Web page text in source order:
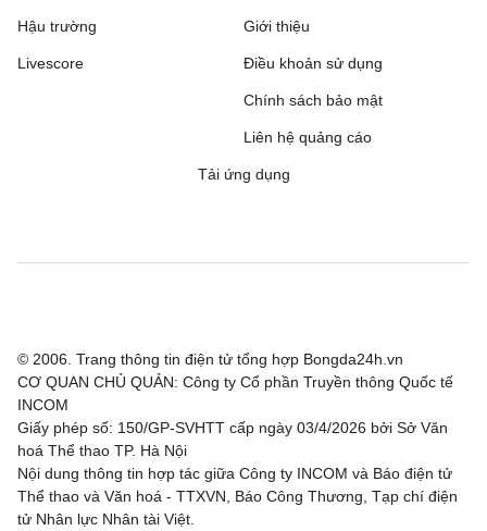
Hậu trường
Livescore
Giới thiệu
Điều khoản sử dụng
Chính sách bảo mật
Liên hệ quảng cáo
Tải ứng dụng
© 2006. Trang thông tin điện tử tổng hợp Bongda24h.vn
CƠ QUAN CHỦ QUẢN: Công ty Cổ phần Truyền thông Quốc tế
INCOM
Giấy phép số: 150/GP-SVHTT cấp ngày 03/4/2026 bởi Sở Văn
hoá Thể thao TP. Hà Nội
Nội dung thông tin hợp tác giữa Công ty INCOM và Báo điện tử
Thể thao và Văn hoá - TTXVN, Báo Công Thương, Tạp chí điện
tử Nhân lực Nhân tài Việt.